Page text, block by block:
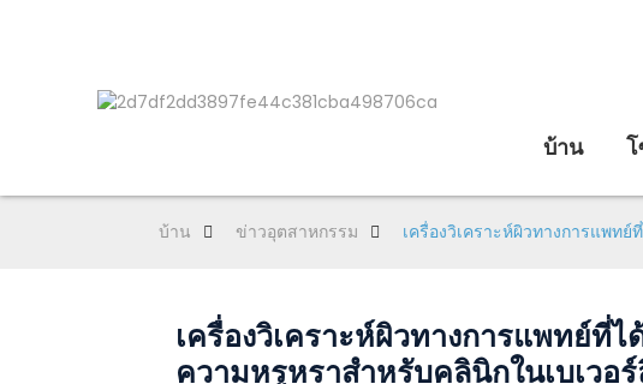
บ้าน
บ้าน ข่าวอุตสาหกรรม เครื่องวิเคราะห์ผิวทางการแพท
เครื่องวิเคราะห์ผิวทางการแพทย์ที่
ความหรูหราสำหรับคลินิกในเบเวอ